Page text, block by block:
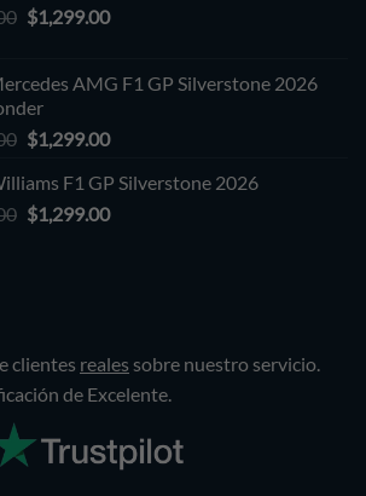
Original
$1,499.00.
$1,299.00Current
$1,299.00.
AMG F1 GP Silverstone 2026
Original
was:
$1,499.00.
$1,299.00Current
is:
$1,299.00.
F1 GP Silverstone 2026
Original
$1,299.00Current
clientes reales sobre nuestro servicio.
de Excelente.